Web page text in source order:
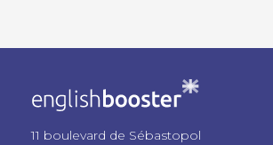
11 boulevard de Sébastopol